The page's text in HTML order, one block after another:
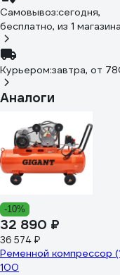
Самовывоз:сегодня,
бесплатно, из 1 магазина
Курьером:завтра, от
Аналоги
-10%
32 890 ₽
36 574 ₽
Ременной компрессор
100